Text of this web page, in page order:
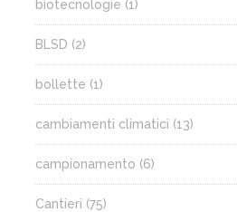
biotecnologie (1)
BLSD (2)
bollette (1)
cambiamenti climatici (13)
campionamento (6)
Cantieri (75)